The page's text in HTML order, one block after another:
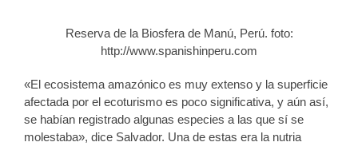
Reserva de la Biosfera de Manú, Perú. foto:
http://www.spanishinperu.com
«El ecosistema amazónico es muy extenso y la superficie
afectada por el ecoturismo es poco significativa, y aún así,
se habían registrado algunas especies a las que sí se
molestaba», dice Salvador. Una de estas era la nutria